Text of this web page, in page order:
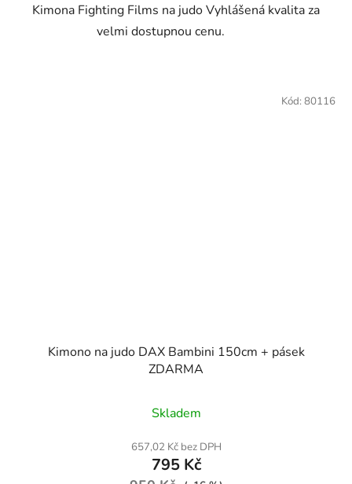
Kimona Fighting Films na judo Vyhlášená kvalita za
velmi dostupnou cenu.
Kimono na judo DAX Bambini 150cm + pásek
ZDARMA
hodnocení
produktu
je
Skladem
657,02 Kč bez DPH
795 Kč
Kód: 80116